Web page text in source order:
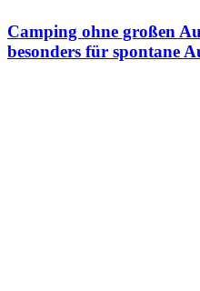
Camping ohne großen
besonders für spontane